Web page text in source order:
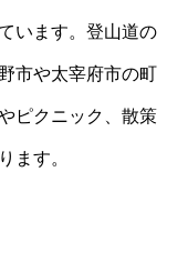
います。登山道の
市や太宰府市の町
ピクニック、散策
ます。